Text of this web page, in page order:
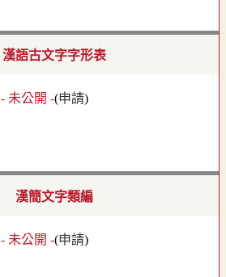
漢語古文字字形表
- 未公開 -(申請)
漢簡文字類編
- 未公開 -(申請)